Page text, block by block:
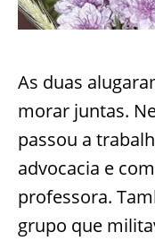
As duas
morar juntas.
passou a
advocacia e
professora.
grupo que